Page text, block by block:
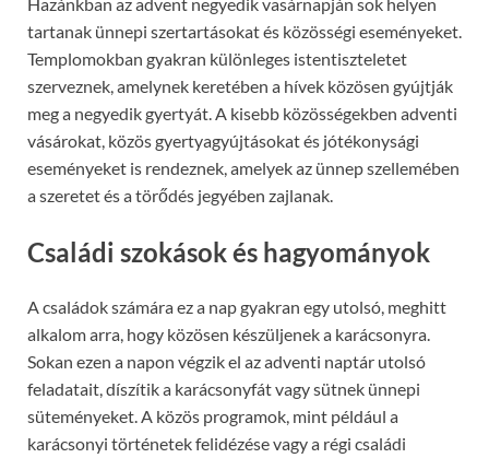
Hazánkban az advent negyedik vasárnapján sok helyen
tartanak ünnepi szertartásokat és közösségi eseményeket.
Templomokban gyakran különleges istentiszteletet
szerveznek, amelynek keretében a hívek közösen gyújtják
meg a negyedik gyertyát. A kisebb közösségekben adventi
vásárokat, közös gyertyagyújtásokat és jótékonysági
eseményeket is rendeznek, amelyek az ünnep szellemében
a szeretet és a törődés jegyében zajlanak.
Családi szokások és hagyományok
A családok számára ez a nap gyakran egy utolsó, meghitt
alkalom arra, hogy közösen készüljenek a karácsonyra.
Sokan ezen a napon végzik el az adventi naptár utolsó
feladatait, díszítik a karácsonyfát vagy sütnek ünnepi
süteményeket. A közös programok, mint például a
karácsonyi történetek felidézése vagy a régi családi